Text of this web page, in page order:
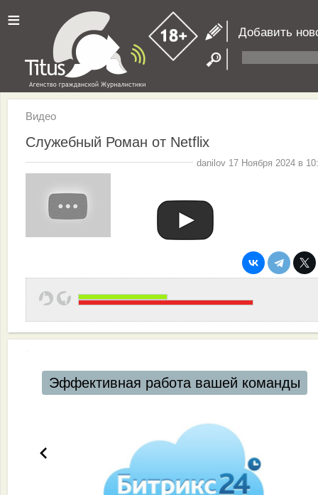
≡ Добавить
Видео
Служебный Роман от Netflix
danilov 17 Ноября 2024 в
Эффективная работа вашей команды